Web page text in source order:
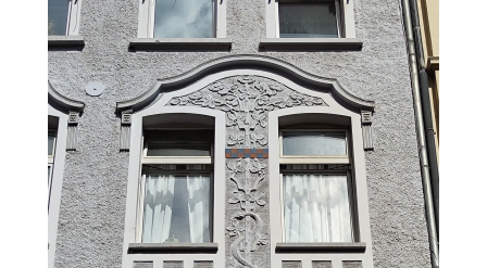
(Foto: Juan Felipe Holgado Perez,